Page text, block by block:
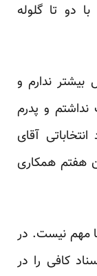
دو تا گلوله
شرمندگی، من کلا 35 سال بیشتر ندارم و
و پدرم
آقای
هفتم همکاری
مهم نیست. در
کافی را در